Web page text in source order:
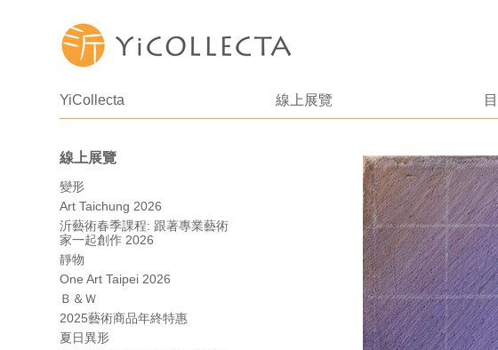
YiCollecta 線上展覽
線上展覽
變形
Art Taichung 2026
沂藝術春季課程: 跟著專業藝術
家一起創作 2026
靜物
One Art Taipei 2026
Ｂ＆Ｗ
2025藝術商品年終特惠
夏日異形